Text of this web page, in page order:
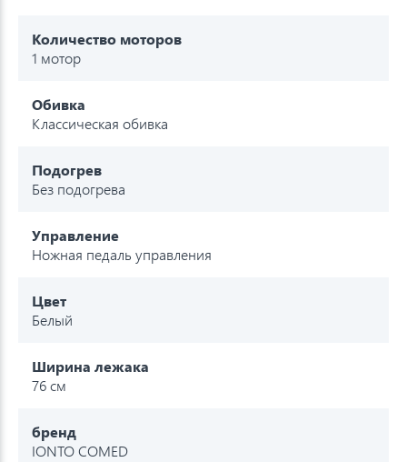
Количество моторов
1 мотор
Обивка
Классическая обивка
Подогрев
Без подогрева
Управление
Ножная педаль управления
Цвет
Белый
Ширина лежака
76 см
бренд
IONTO COMED